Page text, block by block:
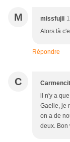
M missfujii
Alors là
Répondre
C
il n'y a
Gaelle, je
on a de
deux. Bon